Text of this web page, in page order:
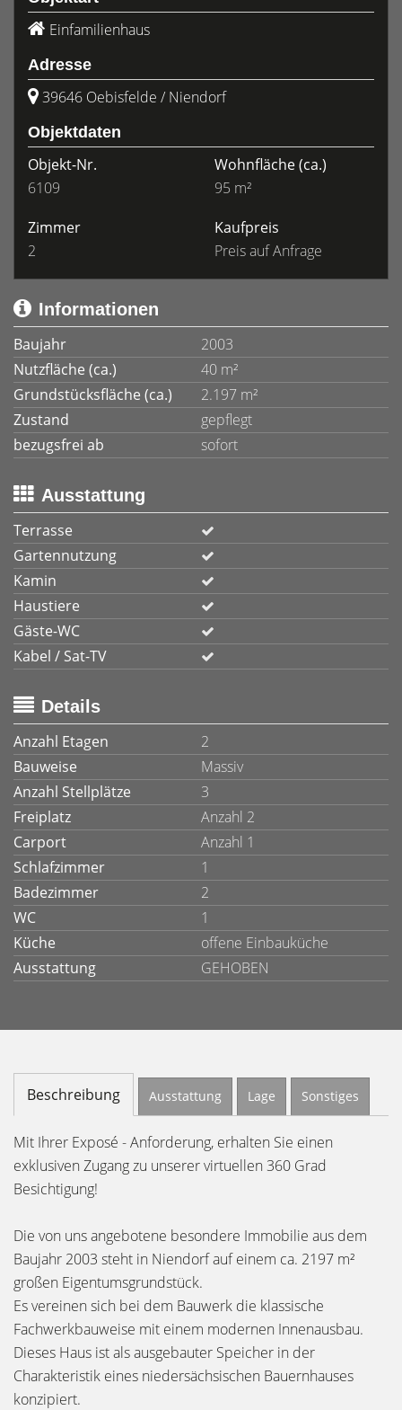
Einfamilienhaus
Adresse
39646 Oebisfelde / Niendorf
Objektdaten
Objekt-Nr.
6109
Wohnfläche(ca.)
95 m²
Zimmer
2
Kaufpreis
Preis auf Anfrage
Informationen
Baujahr
2003
Nutzfläche (ca.)
40 m²
Grundstücksfläche (ca.)
2.197 m²
Zustand
gepflegt
bezugsfrei ab
sofort
Ausstattung
Terrasse
Gartennutzung
Kamin
Haustiere
Gäste-WC
Kabel / Sat-TV
Details
Anzahl Etagen
2
Bauweise
Massiv
Anzahl Stellplätze
3
Freiplatz
Anzahl 2
Carport
Anzahl 1
Schlafzimmer
1
Badezimmer
2
WC
1
Küche
offene Einbauküche
Ausstattung
GEHOBEN
Beschreibung Ausstattung Lage Sonstiges
Mit Ihrer Exposé - Anforderung, erhalten Sie einen
exklusiven Zugang zu unserer virtuellen 360 Grad
Besichtigung!
Die von uns angebotene besondere Immobilie aus dem
Baujahr 2003 steht in Niendorf auf einem ca. 2197 m²
großen Eigentumsgrundstück.
Es vereinen sich bei dem Bauwerk die klassische
Fachwerkbauweise mit einem modernen Innenausbau.
Dieses Haus ist als ausgebauter Speicher in der
Charakteristik eines niedersächsischen Bauernhauses
konzipiert.